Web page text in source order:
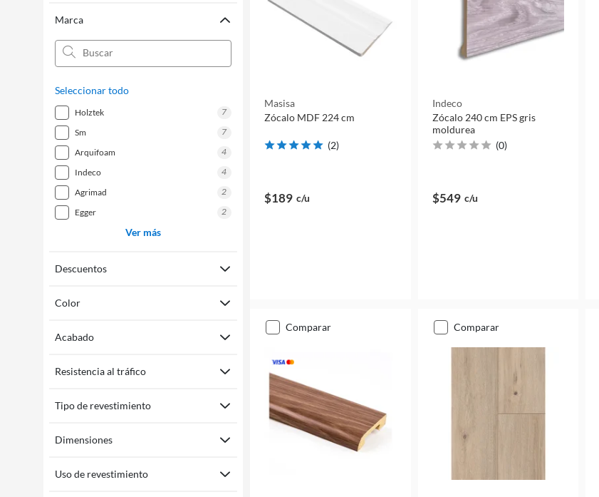
Marca
Seleccionar todo
holztek
7
sm
7
arquifoam
4
indeco
4
agrimad
2
egger
2
Ver más
Descuentos
Color
Acabado
Resistencia al tráfico
Tipo de revestimiento
Dimensiones
Uso de revestimiento
Masisa
Zócalo MDF 224 cm
(2)
$189 c/u
Indeco
Zócalo 240 cm EPS gris
moldurea
(0)
$549 c/u
comparar comparar